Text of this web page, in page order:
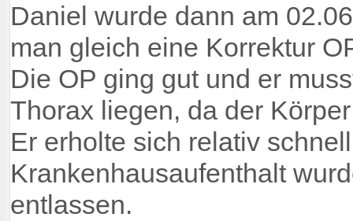
Daniel wurde dann am
man gleich eine Korrektur
Die OP ging gut und er
Thorax liegen, da der
Er erholte sich relativ
Krankenhausaufenthalt
entlassen.